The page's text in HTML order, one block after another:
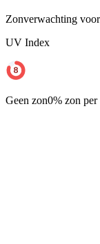
Zonverwachting
UV Index
Geen zon0% zon per